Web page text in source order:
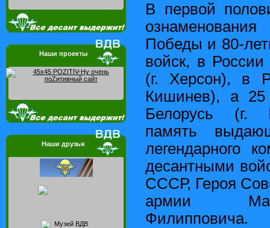
Наши проекты
Наши друзья
В первой
Победы и 80-
войск, в
(г. Херсон), в
Кишинев), а
Белорусь (г.
память
легендарного
десантными
СССР, Героя
армии
Филипповича.